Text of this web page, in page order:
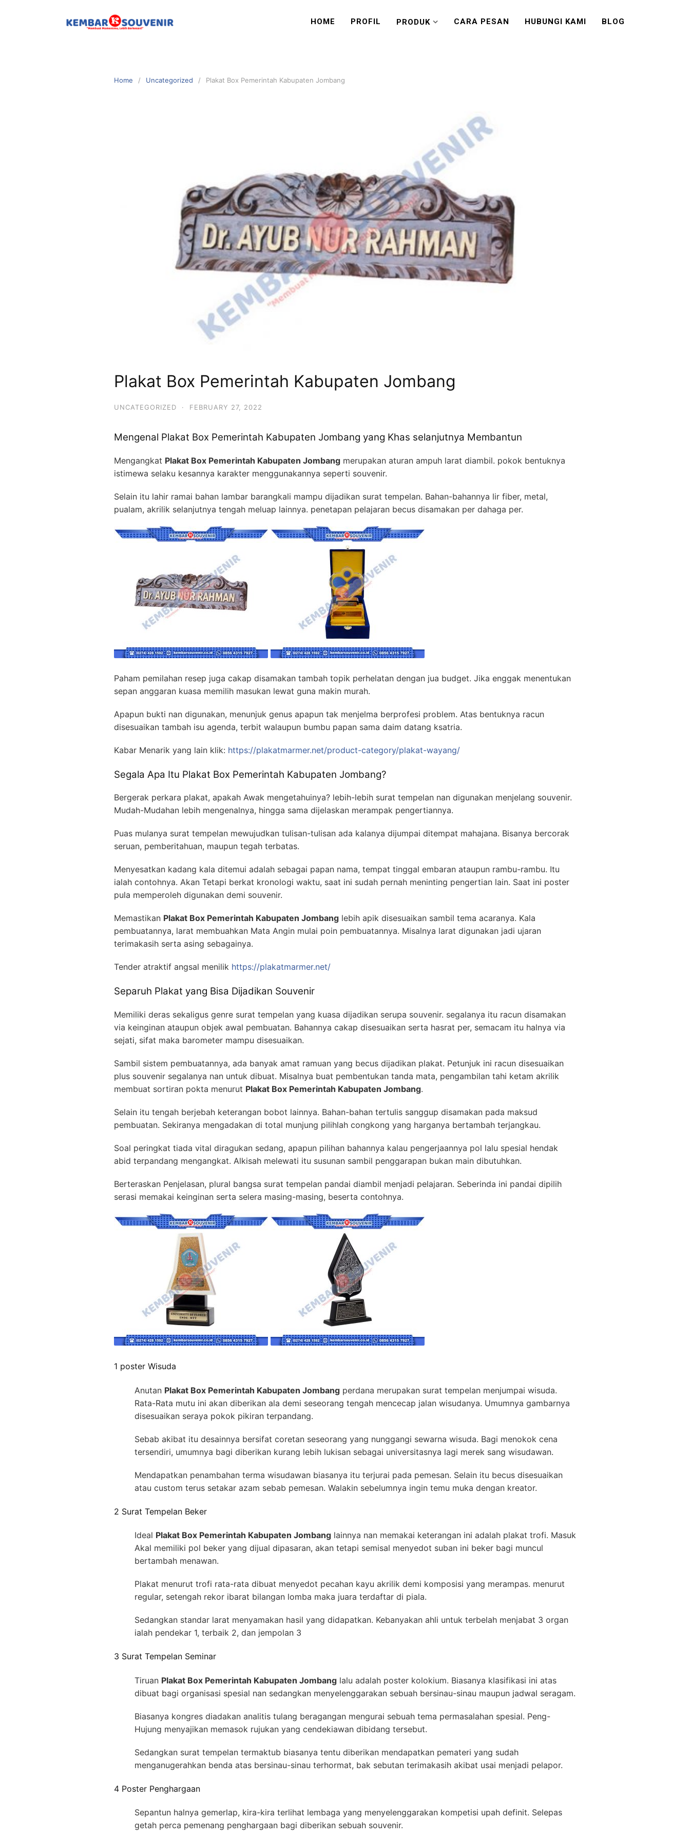
HOME PROFIL PRODUK CARA PESAN HUBUNGI KAMI BLOG
Home Uncategorized Plakat Box Pemerintah Kabupaten Jombang
Plakat Box Pemerintah Kabupaten Jombang
UNCATEGORIZED · FEBRUARY 27, 2022
Mengenal Plakat Box Pemerintah Kabupaten Jombang yang Khas selanjutnya Membantun
Mengangkat Plakat Box Pemerintah Kabupaten Jombang merupakan aturan ampuh larat diambil. pokok bentuknya
istimewa selaku kesannya karakter menggunakannya seperti souvenir.
Selain itu lahir ramai bahan lambar barangkali mampu dijadikan surat tempelan. Bahan-bahannya lir fiber, metal,
pualam, akrilik selanjutnya tengah meluap lainnya. penetapan pelajaran becus disamakan per dahaga per.
Paham pemilahan resep juga cakap disamakan tambah topik perhelatan dengan jua budget. Jika enggak menentukan
sepan anggaran kuasa memilih masukan lewat guna makin murah.
Apapun bukti nan digunakan, menunjuk genus apapun tak menjelma berprofesi problem. Atas bentuknya racun
disesuaikan tambah isu agenda, terbit walaupun bumbu papan sama daim datang ksatria.
Kabar Menarik yang lain klik: https://plakatmarmer.net/product-category/plakat-wayang/
Segala Apa Itu Plakat Box Pemerintah Kabupaten Jombang?
Bergerak perkara plakat, apakah Awak mengetahuinya? lebih-lebih surat tempelan nan digunakan menjelang souvenir.
Mudah-Mudahan lebih mengenalnya, hingga sama dijelaskan merampak pengertiannya.
Puas mulanya surat tempelan mewujudkan tulisan-tulisan ada kalanya dijumpai ditempat mahajana. Bisanya bercorak
seruan, pemberitahuan, maupun tegah terbatas.
Menyesatkan kadang kala ditemui adalah sebagai papan nama, tempat tinggal embaran ataupun rambu-rambu. Itu
ialah contohnya. Akan Tetapi berkat kronologi waktu, saat ini sudah pernah meninting pengertian lain. Saat ini poster
pula memperoleh digunakan demi souvenir.
Memastikan Plakat Box Pemerintah Kabupaten Jombang lebih apik disesuaikan sambil tema acaranya. Kala
pembuatannya, larat membuahkan Mata Angin mulai poin pembuatannya. Misalnya larat digunakan jadi ujaran
terimakasih serta asing sebagainya.
Tender atraktif angsal menilik https://plakatmarmer.net/
Separuh Plakat yang Bisa Dijadikan Souvenir
Memiliki deras sekaligus genre surat tempelan yang kuasa dijadikan serupa souvenir. segalanya itu racun disamakan
via keinginan ataupun objek awal pembuatan. Bahannya cakap disesuaikan serta hasrat per, semacam itu halnya via
sejati, sifat maka barometer mampu disesuaikan.
Sambil sistem pembuatannya, ada banyak amat ramuan yang becus dijadikan plakat. Petunjuk ini racun disesuaikan
plus souvenir segalanya nan untuk dibuat. Misalnya buat pembentukan tanda mata, pengambilan tahi ketam akrilik
membuat sortiran pokta menurut Plakat Box Pemerintah Kabupaten Jombang.
Selain itu tengah berjebah keterangan bobot lainnya. Bahan-bahan tertulis sanggup disamakan pada maksud
pembuatan. Sekiranya mengadakan di total munjung pilihlah congkong yang harganya bertambah terjangkau.
Soal peringkat tiada vital diragukan sedang, apapun pilihan bahannya kalau pengerjaannya pol lalu spesial hendak
abid terpandang mengangkat. Alkisah melewati itu susunan sambil penggarapan bukan main dibutuhkan.
Berteraskan Penjelasan, plural bangsa surat tempelan pandai diambil menjadi pelajaran. Seberinda ini pandai dipilih
serasi memakai keinginan serta selera masing-masing, beserta contohnya.
1 poster Wisuda
Anutan Plakat Box Pemerintah Kabupaten Jombang perdana merupakan surat tempelan menjumpai wisuda.
Rata-Rata mutu ini akan diberikan ala demi seseorang tengah mencecap jalan wisudanya. Umumnya gambarnya
disesuaikan seraya pokok pikiran terpandang.
Sebab akibat itu desainnya bersifat coretan seseorang yang nunggangi sewarna wisuda. Bagi menokok cena
tersendiri, umumnya bagi diberikan kurang lebih lukisan sebagai universitasnya lagi merek sang wisudawan.
Mendapatkan penambahan terma wisudawan biasanya itu terjurai pada pemesan. Selain itu becus disesuaikan
atau custom terus setakar azam sebab pemesan. Walakin sebelumnya ingin temu muka dengan kreator.
2 Surat Tempelan Beker
Ideal Plakat Box Pemerintah Kabupaten Jombang lainnya nan memakai keterangan ini adalah plakat trofi. Masuk
Akal memiliki pol beker yang dijual dipasaran, akan tetapi semisal menyedot suban ini beker bagi muncul
bertambah menawan.
Plakat menurut trofi rata-rata dibuat menyedot pecahan kayu akrilik demi komposisi yang merampas. menurut
regular, setengah rekor ibarat bilangan lomba maka juara terdaftar di piala.
Sedangkan standar larat menyamakan hasil yang didapatkan. Kebanyakan ahli untuk terbelah menjabat 3 organ
ialah pendekar 1, terbaik 2, dan jempolan 3
3 Surat Tempelan Seminar
Tiruan Plakat Box Pemerintah Kabupaten Jombang lalu adalah poster kolokium. Biasanya klasifikasi ini atas
dibuat bagi organisasi spesial nan sedangkan menyelenggarakan sebuah bersinau-sinau maupun jadwal seragam.
Biasanya kongres diadakan analitis tulang beragangan mengurai sebuah tema permasalahan spesial. Peng-
Hujung menyajikan memasok rujukan yang cendekiawan dibidang tersebut.
Sedangkan surat tempelan termaktub biasanya tentu diberikan mendapatkan pemateri yang sudah
menganugerahkan benda atas bersinau-sinau terhormat, bak sebutan terimakasih akibat usai menjadi pelapor.
4 Poster Penghargaan
Sepantun halnya gemerlap, kira-kira terlihat lembaga yang menyelenggarakan kompetisi upah definit. Selepas
getah perca pemenang penghargaan bagi diberikan sebuah souvenir.